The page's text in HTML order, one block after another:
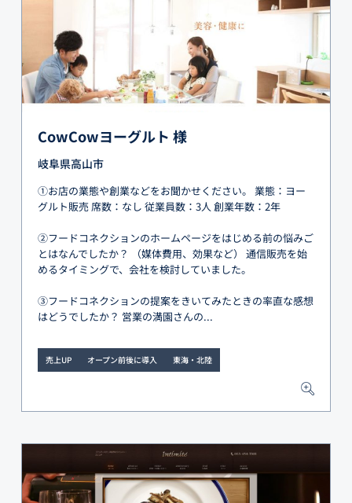
CowCowヨーグルト 様
岐阜県高山市
①お店の業態や創業などをお聞かせください。 業態：ヨー
グルト販売 席数：なし 従業員数：3人 創業年数：2年
②フードコネクションのホームページをはじめる前の悩みご
とはなんでしたか？ （媒体費用、効果など） 通信販売を始
めるタイミングで、会社を検討していました。
③フードコネクションの提案をきいてみたときの率直な感想
はどうでしたか？ 営業の満園さんの...
売上UP オープン前後に導入 東海・北陸